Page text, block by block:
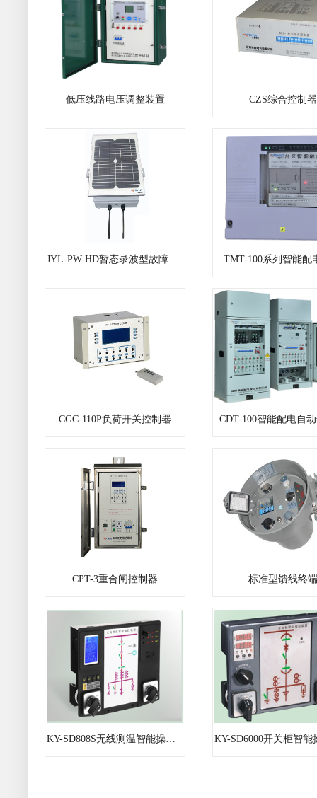
低压线路电压调整装置 CZS综合控制器
JYL-PW-HD暂态录波型故障指示器 TMT-100系列智能配
CGC-110P负荷开关控制器 CDT-100智能配电自
CPT-3重合闸控制器 标准型馈线终端
KY-SD808S无线测温智能操控装置